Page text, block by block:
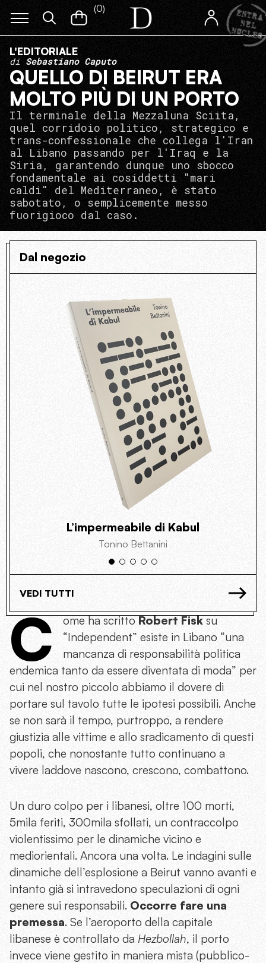
(0)
L'EDITORIALE
di Sebastiano Caputo
QUELLO DI BEIRUT ERA
MOLTO PIÙ DI UN PORTO
Il terminale della Mezzaluna Sciita,
quel corridoio politico, strategico e
trans-confessionale che collega l'Iran
al Libano passando per l'Iraq e la
Siria, garantendo dunque uno sbocco
fondamentale ai cosiddetti "mari
caldi" del Mediterraneo, è stato
sabotato, o semplicemente messo
fuorigioco dal caso.
Dal negozio
L’impermeabile di Kabul
Tonino Bettanini
VEDI TUTTI
C ome ha scrittoRobert Fisksu
“Independent” esiste in Libano “una
mancanza di responsabilità politica
endemica tanto da essere diventata di moda” per
cui nel nostro piccolo abbiamo il dovere di
portare sul tavolo tutte le ipotesi possibili. Anche
se non sarà il tempo, purtroppo, a rendere
giustizia alle vittime e allo sradicamento di questi
popoli, che nonostante tutto continuano a
vivere laddove nascono, crescono, combattono.
Un duro colpo per i libanesi, oltre 100 morti,
5mila feriti, 300mila sfollati, un contraccolpo
violentissimo per le dinamiche vicino e
mediorientali. Ancora una volta. Le indagini sulle
dinamiche dell’esplosione a Beirut vanno avanti e
intanto già si intravedono speculazioni di ogni
genere sui responsabili. Occorre fare una
premessa. Se l’aeroporto della capitale
libanese è controllato da Hezbollah, il porto
invece viene gestito in maniera mista (pubblico-